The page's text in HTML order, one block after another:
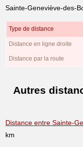
Sainte-Geneviève-des-
Type de distance
Distance en ligne droite
Distance par la route
Autres
Distance entre Sainte-
km